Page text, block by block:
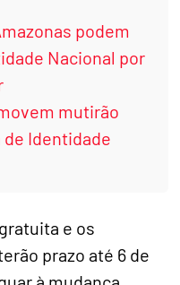
podem
Nacional por
mutirão
de Identidade
e os
prazo até 6 de